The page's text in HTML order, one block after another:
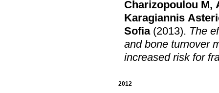
Charizopoulou M,
Karagiannis
Sofia (2013). The
and bone turnover
increased risk for
2012